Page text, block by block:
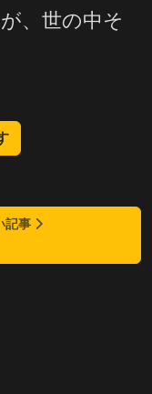
、世の中そ
記事